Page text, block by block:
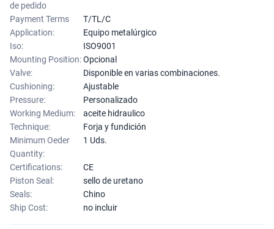
de pedido
Payment Terms
T/TL/C
Application:
Equipo metalúrgico
Iso:
ISO9001
Mounting Position:Opcional
Valve:
Disponible en varias combinaciones.
Cushioning:
Ajustable
Pressure:
Personalizado
Working Medium:
aceite hidraulico
Technique:
Forja y fundición
Minimum Oeder
Quantity:
1 Uds.
Certifications:
CE
Piston Seal:
sello de uretano
Seals:
Chino
Ship Cost:
no incluir